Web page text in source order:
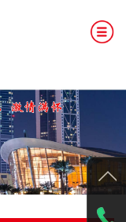
关于我们
服务项目
物业服务案例